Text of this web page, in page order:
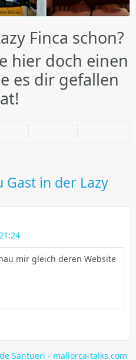
Finca schon?
hier doch einen
es dir gefallen
Gast in der Lazy
mir gleich deren Website
Santueri - mallorca-talks.com